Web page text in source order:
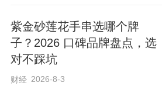
编辑：姜长淼
紫金砂莲花手串选哪个牌
子？2026 口碑品牌盘点，选
对不踩坑
财经 2026-8-3